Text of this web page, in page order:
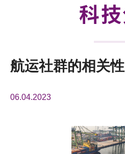
科
航运社群的相关性
06.04.2023